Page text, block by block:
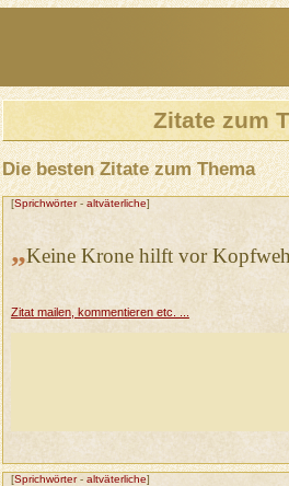
Zitate zum
Die besten Zitate zum Thema
[Sprichwörter- altväterliche]
„Keine Krone hilft vor
Zitat mailen, kommentieren etc. ...
[Sprichwörter- altväterliche]